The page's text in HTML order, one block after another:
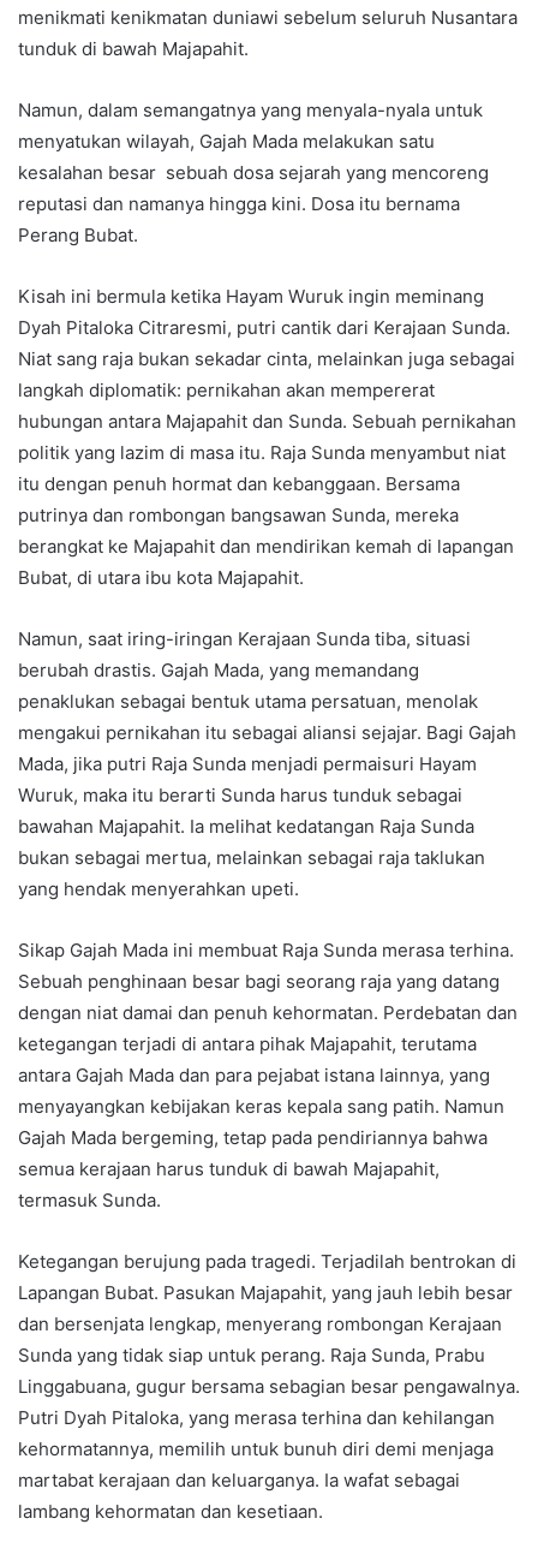
menikmati kenikmatan duniawi sebelum seluruh Nusantara
tunduk di bawah Majapahit.
Namun, dalam semangatnya yang menyala-nyala untuk
menyatukan wilayah, Gajah Mada melakukan satu
kesalahan besar sebuah dosa sejarah yang mencoreng
reputasi dan namanya hingga kini. Dosa itu bernama
Perang Bubat.
Kisah ini bermula ketika Hayam Wuruk ingin meminang
Dyah Pitaloka Citraresmi, putri cantik dari Kerajaan Sunda.
Niat sang raja bukan sekadar cinta, melainkan juga sebagai
langkah diplomatik: pernikahan akan mempererat
hubungan antara Majapahit dan Sunda. Sebuah pernikahan
politik yang lazim di masa itu. Raja Sunda menyambut niat
itu dengan penuh hormat dan kebanggaan. Bersama
putrinya dan rombongan bangsawan Sunda, mereka
berangkat ke Majapahit dan mendirikan kemah di lapangan
Bubat, di utara ibu kota Majapahit.
Namun, saat iring-iringan Kerajaan Sunda tiba, situasi
berubah drastis. Gajah Mada, yang memandang
penaklukan sebagai bentuk utama persatuan, menolak
mengakui pernikahan itu sebagai aliansi sejajar. Bagi Gajah
Mada, jika putri Raja Sunda menjadi permaisuri Hayam
Wuruk, maka itu berarti Sunda harus tunduk sebagai
bawahan Majapahit. Ia melihat kedatangan Raja Sunda
bukan sebagai mertua, melainkan sebagai raja taklukan
yang hendak menyerahkan upeti.
Sikap Gajah Mada ini membuat Raja Sunda merasa terhina.
Sebuah penghinaan besar bagi seorang raja yang datang
dengan niat damai dan penuh kehormatan. Perdebatan dan
ketegangan terjadi di antara pihak Majapahit, terutama
antara Gajah Mada dan para pejabat istana lainnya, yang
menyayangkan kebijakan keras kepala sang patih. Namun
Gajah Mada bergeming, tetap pada pendiriannya bahwa
semua kerajaan harus tunduk di bawah Majapahit,
termasuk Sunda.
Ketegangan berujung pada tragedi. Terjadilah bentrokan di
Lapangan Bubat. Pasukan Majapahit, yang jauh lebih besar
dan bersenjata lengkap, menyerang rombongan Kerajaan
Sunda yang tidak siap untuk perang. Raja Sunda, Prabu
Linggabuana, gugur bersama sebagian besar pengawalnya.
Putri Dyah Pitaloka, yang merasa terhina dan kehilangan
kehormatannya, memilih untuk bunuh diri demi menjaga
martabat kerajaan dan keluarganya. Ia wafat sebagai
lambang kehormatan dan kesetiaan.